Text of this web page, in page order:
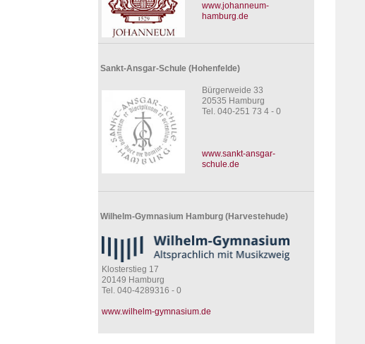
www.johanneum-
hamburg.de
Sankt-Ansgar-Schule (Hohenfelde)
Bürgerweide 33
20535 Hamburg
Tel. 040-251 73 4 - 0
www.sankt-ansgar-
schule.de
Wilhelm-Gymnasium Hamburg (Harvestehude)
Klosterstieg 17
20149 Hamburg
Tel. 040-4289316 - 0
www.wilhelm-gymnasium.de